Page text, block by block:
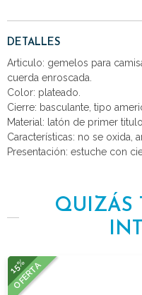
DETALLES
Articulo: gemelos para
cuerda enroscada.
Color: plateado.
Cierre: basculante, tipo
Material: latón de primer
Características: no se oxida,
Presentación: estuche con
QUIZÁS
15%
OFERTA